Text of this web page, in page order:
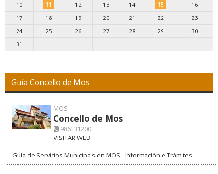
10
11 12 13 14 15
16
17
18 19 20 21 22
23
24
25 26 27 28 29
30
31
Guía Concello de Mos
MOS
Concello de Mos
986331200
VISITAR WEB
Guía de Servicios Municipais en MOS - Información e Trámites